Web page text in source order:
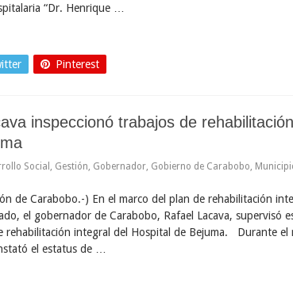
“Dr. Henrique …
Pinterest
inspeccionó trabajos de
Social Gestión Gobernador Gobierno de Carabobo
de Carabobo.-) En el marco del plan de rehabilitación
el gobernador de Carabobo, Rafael Lacava, supervisó
rehabilitación integral del Hospital de Bejuma. Durante el
el estatus de …